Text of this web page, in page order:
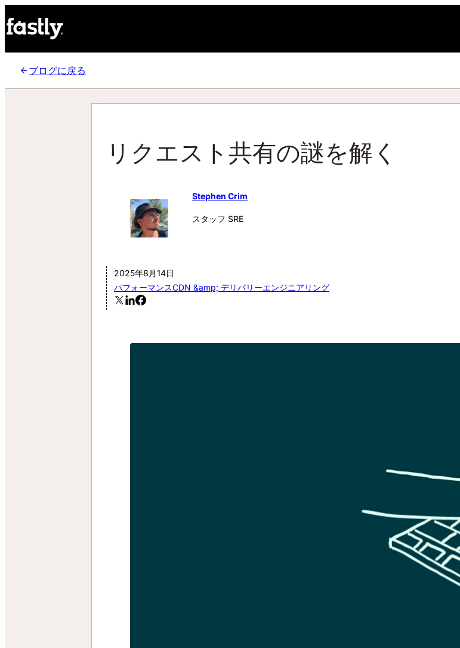
ブログに戻る
リクエスト共有の謎を解く
Stephen Crim
スタッフ SRE
2025年8月14日
パフォーマンスCDN &amp; デリバリーエンジニアリング